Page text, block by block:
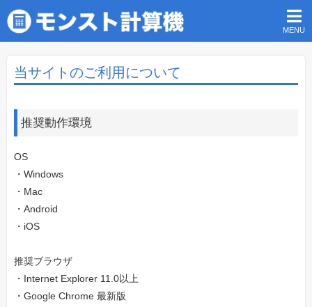
MENU
当サイトのご利用について
推奨動作環境
OS
・Windows
・Mac
・Android
・iOS
推奨ブラウザ
・Internet Explorer 11.0以上
・Google Chrome 最新版